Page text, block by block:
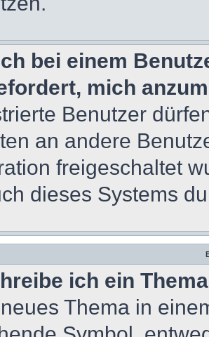
bei einem
mich
Benutzer
an andere
freigeschaltet
dieses Systems
ich ein
Thema in